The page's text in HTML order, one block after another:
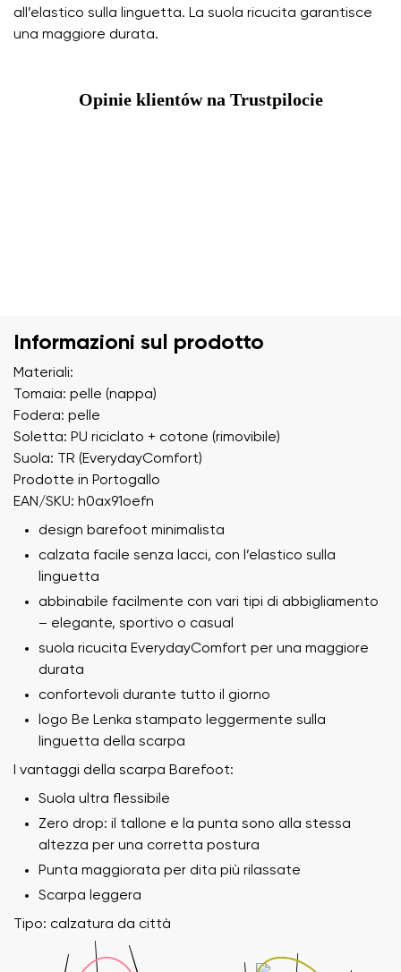
all’elastico sulla linguetta. La suola ricucita garantisce
una maggiore durata.
Opinie klientów na Trustpilocie
Informazioni sul prodotto
Materiali:
Tomaia: pelle (nappa)
Fodera: pelle
Soletta: PU riciclato + cotone (rimovibile)
Suola: TR (EverydayComfort)
Prodotte in Portogallo
EAN/SKU: h0ax91oefn
design barefoot minimalista
calzata facile senza lacci, con l’elastico sulla
linguetta
abbinabile facilmente con vari tipi di abbigliamento
– elegante, sportivo o casual
suola ricucita EverydayComfort per una maggiore
durata
confortevoli durante tutto il giorno
logo Be Lenka stampato leggermente sulla
linguetta della scarpa
I vantaggi della scarpa Barefoot:
Suola ultra flessibile
Zero drop: il tallone e la punta sono alla stessa
altezza per una corretta postura
Punta maggiorata per dita più rilassate
Scarpa leggera
Tipo: calzatura da città